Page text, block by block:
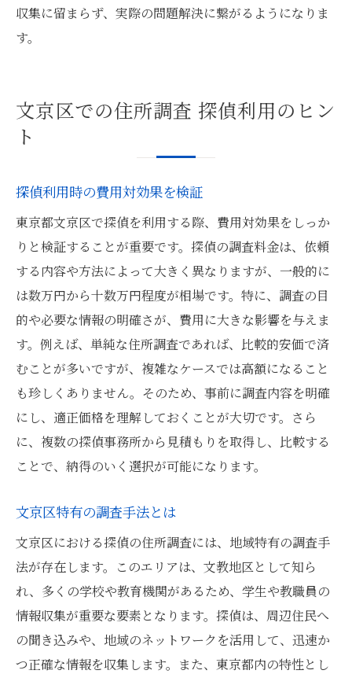
収集に留まらず、実際の問題解決に繋がるようになりま
す。
文京区での住所調査 探偵利用のヒン
ト
探偵利用時の費用対効果を検証
東京都文京区で探偵を利用する際、費用対効果をしっか
りと検証することが重要です。探偵の調査料金は、依頼
する内容や方法によって大きく異なりますが、一般的に
は数万円から十数万円程度が相場です。特に、調査の目
的や必要な情報の明確さが、費用に大きな影響を与えま
す。例えば、単純な住所調査であれば、比較的安価で済
むことが多いですが、複雑なケースでは高額になること
も珍しくありません。そのため、事前に調査内容を明確
にし、適正価格を理解しておくことが大切です。さら
に、複数の探偵事務所から見積もりを取得し、比較する
ことで、納得のいく選択が可能になります。
文京区特有の調査手法とは
文京区における探偵の住所調査には、地域特有の調査手
法が存在します。このエリアは、文教地区として知ら
れ、多くの学校や教育機関があるため、学生や教職員の
情報収集が重要な要素となります。探偵は、周辺住民へ
の聞き込みや、地域のネットワークを活用して、迅速か
つ正確な情報を収集します。また、東京都内の特性とし